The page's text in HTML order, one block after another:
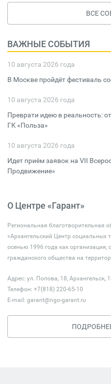
ВСЕ
ВАЖНЫЕ СОБЫТИЯ
10 августа 2026 года
В Москве пройдёт фестиваль
10 августа 2026 года
Преврати идею в реальность:
ГК «Польза»
10 августа 2026 года
Идет приём заявок на VII
Продвижение»
О Центре «Гарант»
Региональная благотворительная
«Архангельский Центр социальных
осенью 1996 года как
гражданского общества на
Адрес: ул. Попова, 18, Архангельск,
Телефон: +7(818) 220-65-10
E-mail: garant@ngo-garant.ru